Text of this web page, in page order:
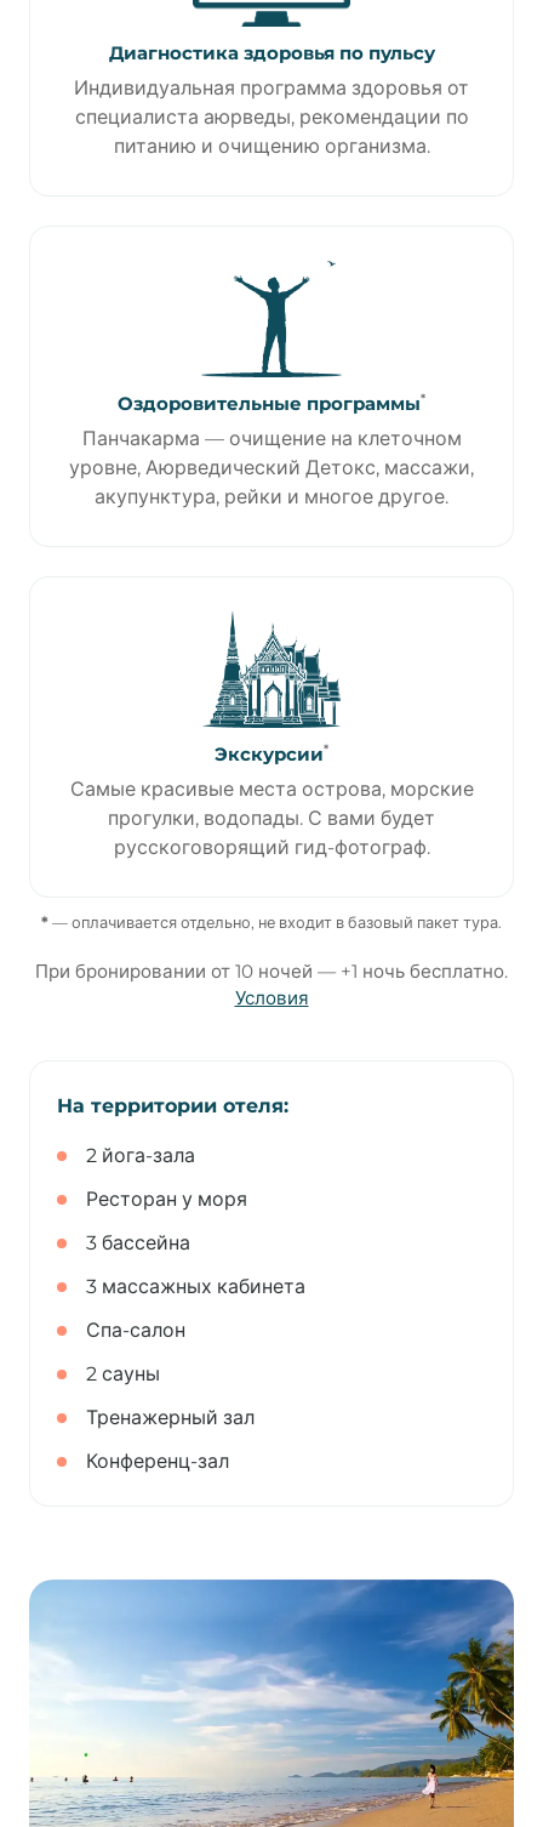
Диагностика здоровья по пульсу
Индивидуальная программа здоровья от
специалиста аюрведы, рекомендации по
питанию и очищению организма.
Оздоровительные программы*
Панчакарма — очищение на клеточном
уровне, Аюрведический Детокс, массажи,
акупунктура, рейки и многое другое.
Экскурсии*
Самые красивые места острова, морские
прогулки, водопады. С вами будет
русскоговорящий гид-фотограф.
* — оплачивается отдельно, не входит в базовый пакет тура.
При бронировании от 10 ночей — +1 ночь бесплатно.
Условия
На территории отеля:
2 йога-зала
Ресторан у моря
3 бассейна
3 массажных кабинета
Спа-салон
2 сауны
Тренажерный зал
Конференц-зал